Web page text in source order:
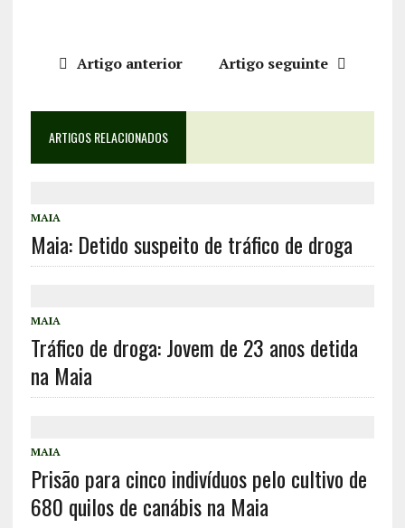
Artigo anterior Artigo seguinte
ARTIGOS RELACIONADOS
MAIA
Maia: Detido suspeito de tráfico de droga
MAIA
Tráfico de droga: Jovem de 23 anos detida
na Maia
MAIA
Prisão para cinco indivíduos pelo cultivo de
680 quilos de canábis na Maia